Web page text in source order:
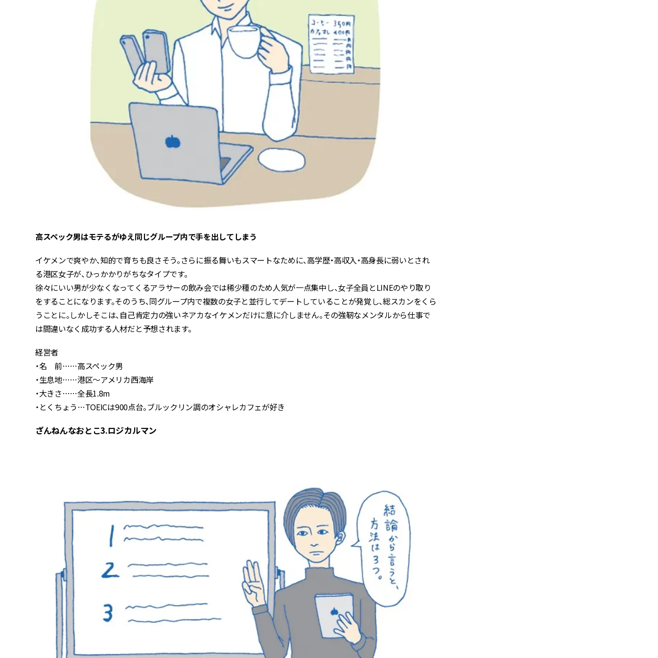
高スペック男はモテるがゆえ同じグループ内で手を出してしまう
イケメンで爽やか、知的で育ちも良さそう。さらに振る舞いもスマートなために、高学歴・高収入・高身長に弱いとされ
る港区女子が、ひっかかりがちなタイプです。
徐々にいい男が少なくなってくるアラサーの飲み会では稀少種のため人気が一点集中し、女子全員とLINEのやり取り
をすることになります。そのうち、同グループ内で複数の女子と並行してデートしていることが発覚し、総スカンをくら
うことに。しかしそこは、自己肯定力の強いネアカなイケメンだけに意に介しません。その強靭なメンタルから仕事で
は間違いなく成功する人材だと予想されます。
経営者
・名 前……高スペック男
・生息地……港区〜アメリカ西海岸
・大きさ……全長1.8m
・とくちょう…TOEICは900点台。ブルックリン調のオシャレカフェが好き
ざんねんなおとこ3.ロジカルマン